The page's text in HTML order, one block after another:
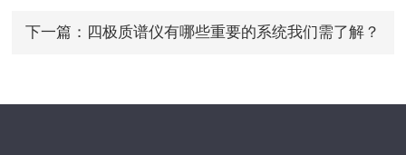
下一篇： 四极质谱仪有哪些重要的系统我们需了解？